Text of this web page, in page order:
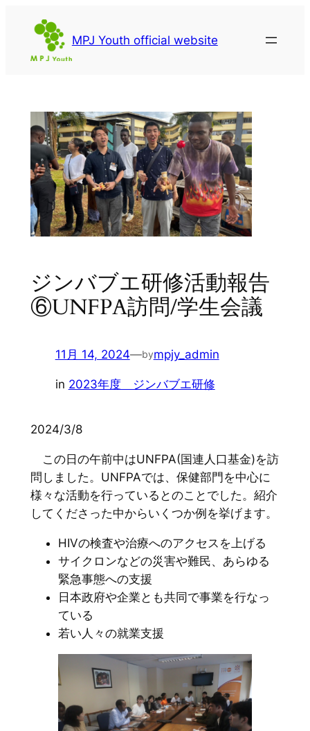
MPJ Youth official website
ジンバブエ研修活動報告
⑥UNFPA訪問/学生会議
11月 14, 2024—bympjy_admin
in 2023年度 ジンバブエ研修
2024/3/8
この日の午前中はUNFPA(国連人口基金)を訪
問しました。UNFPAでは、保健部門を中心に
様々な活動を行っているとのことでした。紹介
してくださった中からいくつか例を挙げます。
HIVの検査や治療へのアクセスを上げる
サイクロンなどの災害や難民、あらゆる
緊急事態への支援
日本政府や企業とも共同で事業を行なっ
ている
若い人々の就業支援